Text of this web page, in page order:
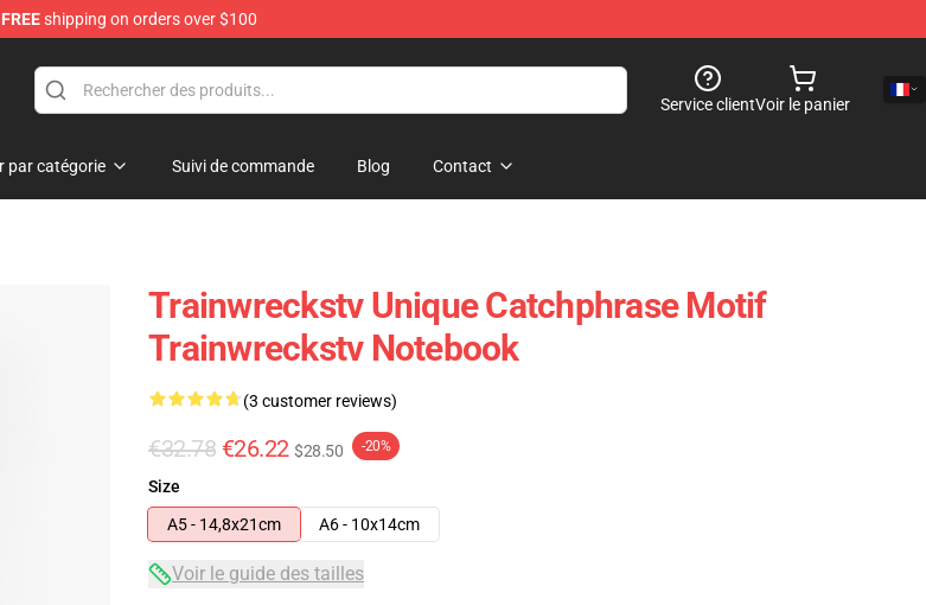
FREEshipping on orders over $100
Service clientVoir le panier
par catégorie Suivi de commande Blog Contact
Trainwreckstv Unique Catchphrase Motif
Trainwreckstv Notebook
(3 customer reviews)
€32.78 €26.22 $28.50 -20%
Size
A5 - 14,8x21cm
A6 - 10x14cm
Voir le guide des tailles